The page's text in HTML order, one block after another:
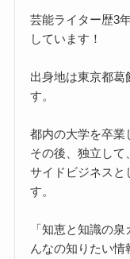
芸能ライター歴3
しています！
出身地は東京都葛
す。
都内の大学を卒業
その後、独立して
サイドビジネスと
す。
「知恵と知識の
んなの知りたい